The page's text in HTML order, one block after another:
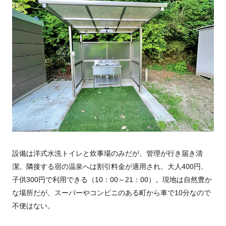
設備は洋式水洗トイレと炊事場のみだが、管理が行き届き清
潔。隣接する宿の温泉へは割引料金が適用され、大人400円、
子供300円で利用できる（10：00～21：00）。現地は自然豊か
な場所だが、スーパーやコンビニのある町から車で10分なので
不便はない。